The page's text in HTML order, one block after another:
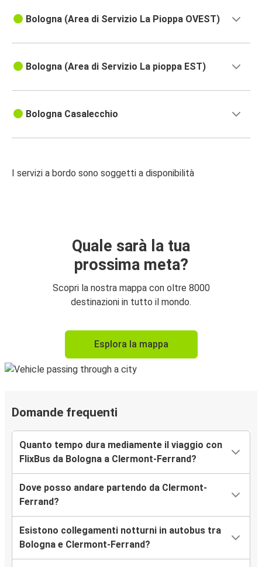
Bologna (Area di Servizio La Pioppa OVEST)
Bologna (Area di Servizio La pioppa EST)
Bologna Casalecchio
I servizi a bordo sono soggetti a disponibilità
Quale sarà la tua
prossima meta?
Scopri la nostra mappa con oltre 8000
destinazioni in tutto il mondo.
Esplora la mappa
Domande frequenti
Quanto tempo dura mediamente il viaggio con
FlixBus da Bologna a Clermont-Ferrand?
Dove posso andare partendo da Clermont-
Ferrand?
Esistono collegamenti notturni in autobus tra
Bologna e Clermont-Ferrand?